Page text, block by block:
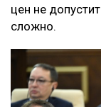
цен не
сложно.